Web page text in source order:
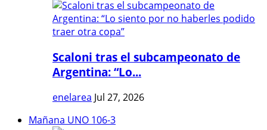
Scaloni tras el subcampeonato de
Argentina: “Lo...
enelarea Jul 27, 2026
Mañana UNO 106-3